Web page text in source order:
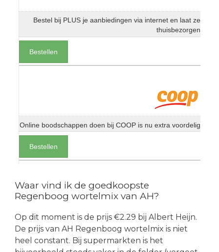
Bestel bij PLUS je aanbiedingen via internet en laat ze
thuisbezorgen
Bestellen
Online boodschappen doen bij COOP is nu extra voordelig
Bestellen
Waar vind ik de goedkoopste
Regenboog wortelmix van AH?
Op dit moment is de prijs €2.29 bij Albert Heijn.
De prijs van AH Regenboog wortelmix is niet
heel constant. Bij supermarkten is het